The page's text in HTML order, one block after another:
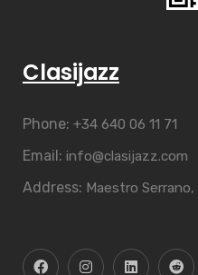
Clasijazz
Phone: +34 640 06 11 71
Email: info@clasijazz.com
Address: Maestro